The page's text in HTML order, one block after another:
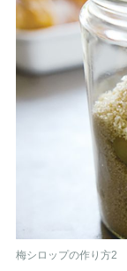
梅シロップの作り方2